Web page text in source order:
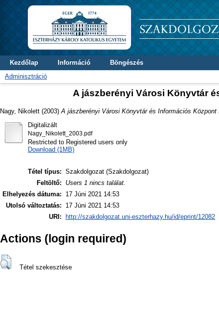
Kezdőlap Információ
Böngészés
Adminisztráció
A jászberényi Városi Könyvtár
Nagy, Nikolett (2003) A jászberényi Városi Könyvtár és Információs Központ
Digitalizált
Nagy_Nikolett_2003.pdf
Restricted to Registered users only
Download (1MB)
Tétel típus: Szakdolgozat (Szakdolgozat)
Feltöltő:
Users 1 nincs találat.
Elhelyezés dátuma:
17 Júni 2021 14:53
Utolsó változtatás:
17 Júni 2021 14:53
URI:
http://szakdolgozat.uni-eszterhazy.hu/id/eprint/12082
Actions (login required)
Tétel szekesztése